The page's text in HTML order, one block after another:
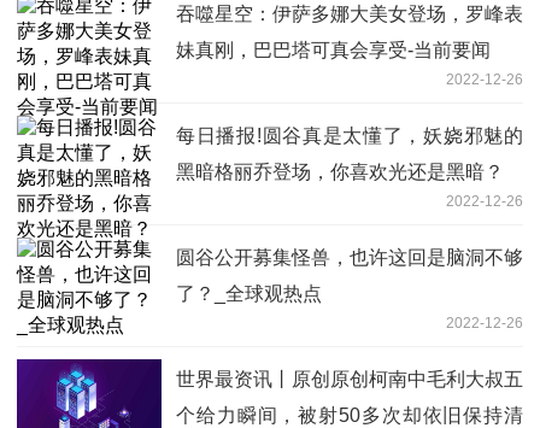
吞噬星空：伊萨多娜大美女登场，罗峰表
妹真刚，巴巴塔可真会享受-当前要闻
2022-12-26
每日播报!圆谷真是太懂了，妖娆邪魅的
黑暗格丽乔登场，你喜欢光还是黑暗？
2022-12-26
圆谷公开募集怪兽，也许这回是脑洞不够
了？_全球观热点
2022-12-26
世界最资讯丨原创原创柯南​中毛利大叔五
个给力瞬间，被射50多次却依旧保持清